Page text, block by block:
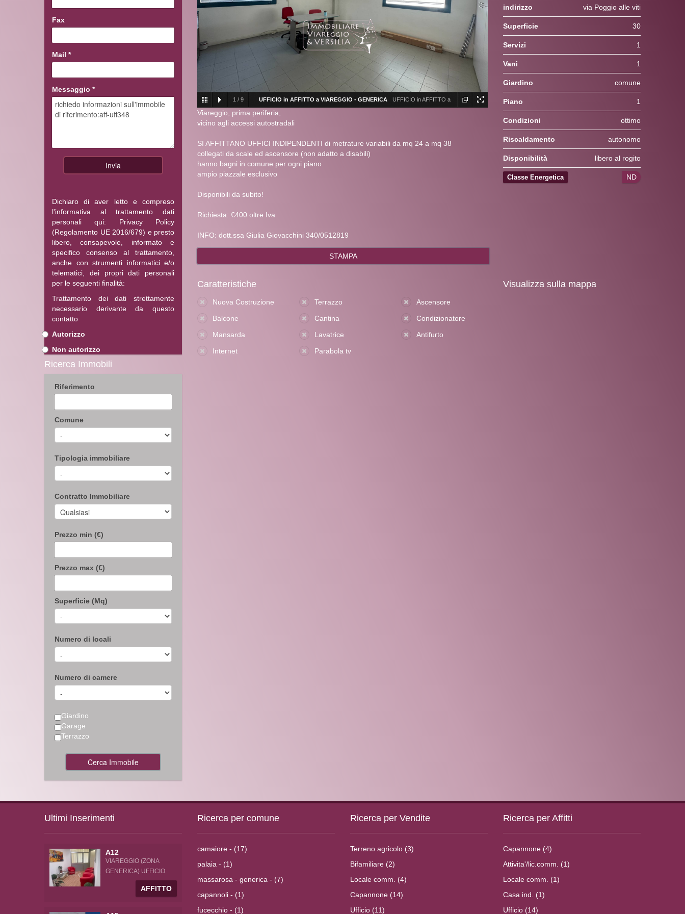
Fax
Mail *
Messaggio *
Dichiaro di aver letto e compreso
l'informativa al trattamento dati
personali qui: Privacy Policy
(Regolamento UE 2016/679) e presto
libero, consapevole, informato e
specifico consenso al trattamento,
anche con strumenti informatici e/o
telematici, dei propri dati personali
per le seguenti finalità:
Trattamento dei dati strettamente
necessario derivante da questo
contatto
Autorizzo
Non autorizzo
Ricerca Immobili
Riferimento
Comune
Tipologia immobiliare
Contratto Immobiliare
Prezzo min (€)
Prezzo max (€)
Superficie (Mq)
Numero di locali
Numero di camere
Giardino
Garage
Terrazzo
Cerca Immobile
1 / 9 UFFICIO in AFFITTO a VIAREGGIO - GENERICA UFFICIO in AFFITTO a
VIAREGGIO - GENERICA
Viareggio, prima periferia,
vicino agli accessi autostradali
SI AFFITTANO UFFICI INDIPENDENTI di metrature variabili da mq 24 a mq 38
collegati da scale ed ascensore (non adatto a disabili)
hanno bagni in comune per ogni piano
ampio piazzale esclusivo
Disponibili da subito!
Richiesta: €400 oltre Iva
INFO: dott.ssa Giulia Giovacchini 340/0512819
STAMPA
indirizzo via Poggio alle viti
Superficie 30
Servizi 1
Vani 1
Giardino comune
Piano 1
Condizioni ottimo
Riscaldamento autonomo
Disponibilità libero al rogito
Classe Energetica ND
Caratteristiche
Nuova Costruzione
Balcone
Mansarda
Internet
Terrazzo
Cantina
Lavatrice
Parabola tv
Ascensore
Condizionatore
Antifurto
Visualizza sulla mappa
Ultimi Inserimenti
A12
VIAREGGIO (ZONA
GENERICA) UFFICIO
AFFITTO
Ricerca per comune
camaiore - (17)
palaia - (1)
massarosa - generica - (7)
capannoli - (1)
fucecchio - (1)
Ricerca per Vendite
Terreno agricolo (3)
Bifamiliare (2)
Locale comm. (4)
Capannone (14)
Ufficio (11)
Ricerca per Affitti
Capannone (4)
Attivita'/lic.comm. (1)
Locale comm. (1)
Casa ind. (1)
Ufficio (14)